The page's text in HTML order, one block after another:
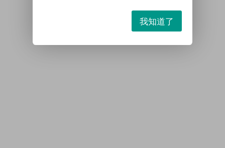
我知道了